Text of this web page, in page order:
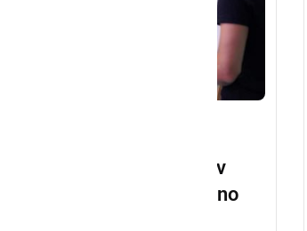
Mladi so si zadali cilje, da v
naslednji petih letih bistveno